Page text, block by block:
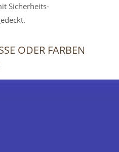
Sicherheits-
ODER FARBEN S